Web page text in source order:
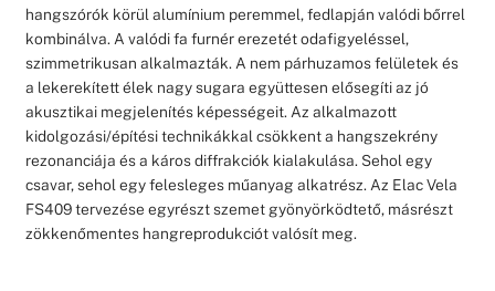
hangszórók körül alumínium peremmel, fedlapján valódi bőrrel
kombinálva. A valódi fa furnér erezetét odafigyeléssel,
szimmetrikusan alkalmazták. A nem párhuzamos felületek és
a lekerekített élek nagy sugara együttesen elősegíti az jó
akusztikai megjelenítés képességeit. Az alkalmazott
kidolgozási/építési technikákkal csökkent a hangszekrény
rezonanciája és a káros diffrakciók kialakulása. Sehol egy
csavar, sehol egy felesleges műanyag alkatrész. Az Elac Vela
FS409 tervezése egyrészt szemet gyönyörködtető, másrészt
zökkenőmentes hangreprodukciót valósít meg.